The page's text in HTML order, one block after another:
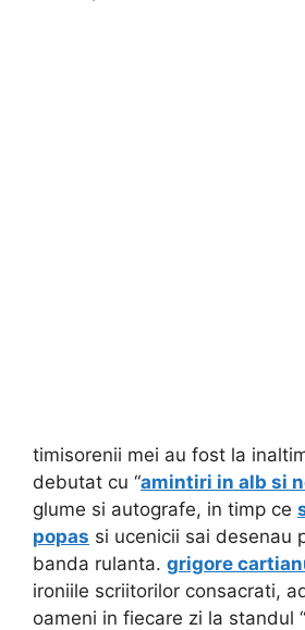
timisorenii mei au fost la
debutat cu “amintiri in alb si
glume si autografe, in timp ce
popas si ucenicii sai desenau
banda rulanta. grigore
ironiile scriitorilor consacrati,
oameni in fiecare zi la standul “